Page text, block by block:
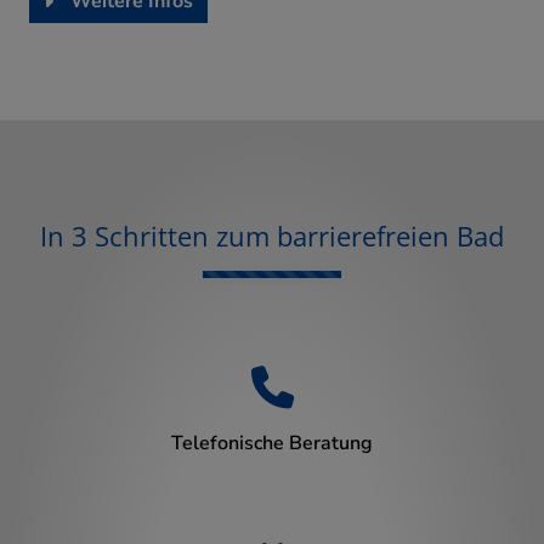
In 3 Schritten zum barrierefreien Bad
Telefonische Beratung